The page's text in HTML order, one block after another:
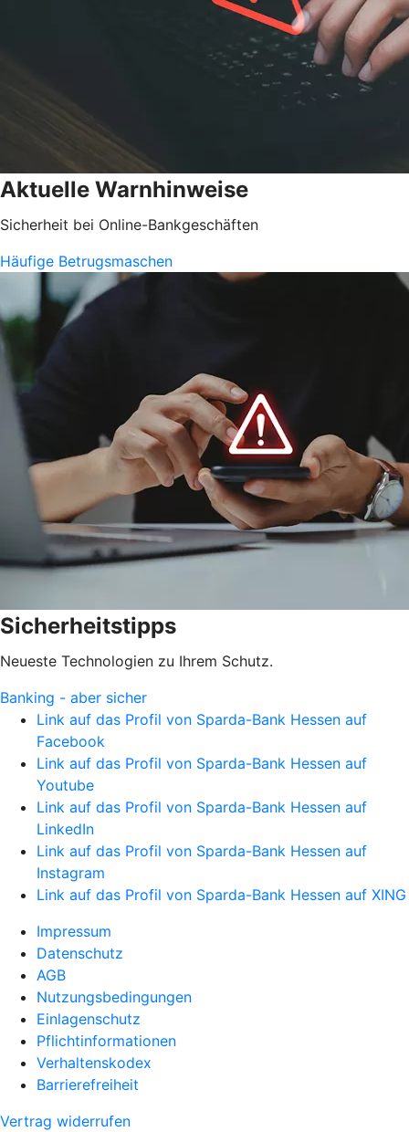
Aktuelle Warnhinweise
Sicherheit bei Online-Bankgeschäften
Häufige Betrugsmaschen
Sicherheitstipps
Neueste Technologien zu Ihrem Schutz.
Banking - aber sicher
Link auf das Profil von Sparda-Bank Hessen auf
Facebook
Link auf das Profil von Sparda-Bank Hessen auf
Youtube
Link auf das Profil von Sparda-Bank Hessen auf
LinkedIn
Link auf das Profil von Sparda-Bank Hessen auf
Instagram
Link auf das Profil von Sparda-Bank Hessen auf XING
Impressum
Datenschutz
AGB
Nutzungsbedingungen
Einlagenschutz
Pflichtinformationen
Verhaltenskodex
Barrierefreiheit
Vertrag widerrufen